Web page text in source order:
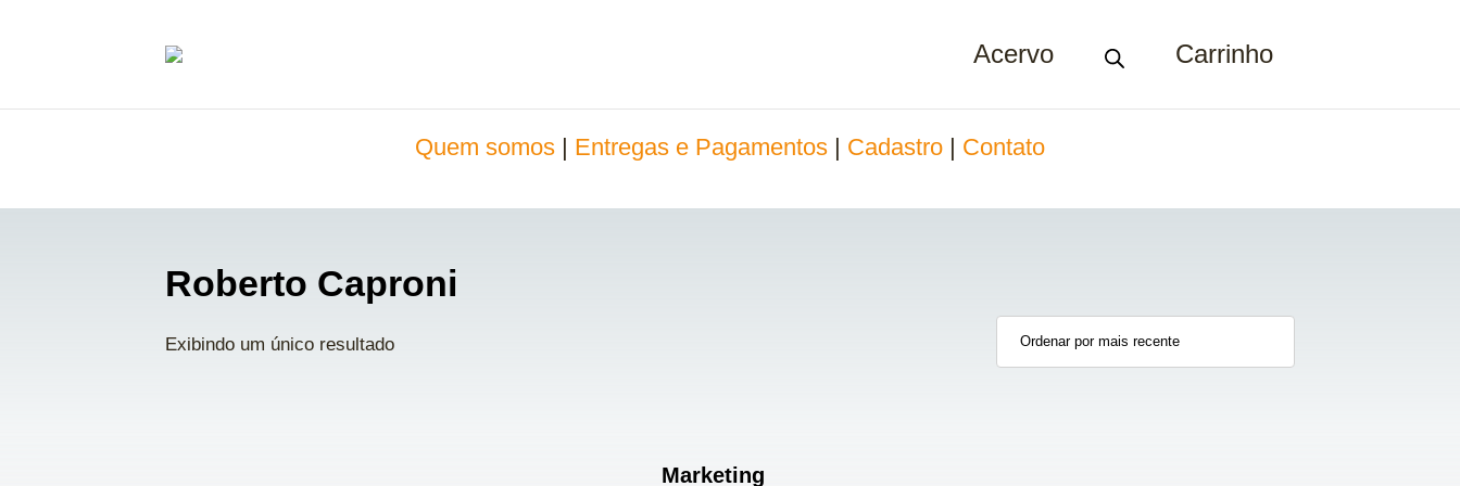
Acervo Carrinho
Quem somos Entregas e Pagamentos Cadastro Contato
Roberto Caproni
Exibindo um único resultado
Marketing